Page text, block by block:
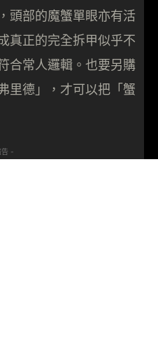
頭部的魔蟹單眼亦有活
真正的完全拆甲似乎不
合常人邏輯。也要另購
里德」，才可以把「蟹
告 -